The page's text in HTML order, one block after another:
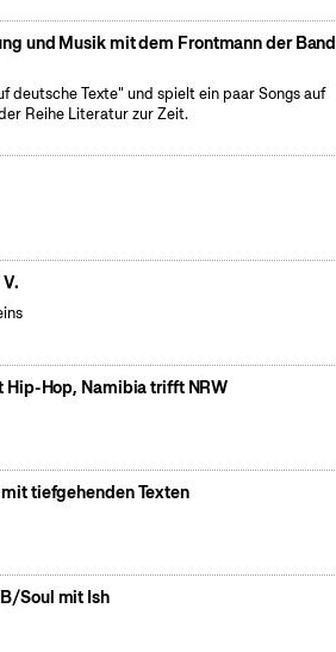
und Musik mit dem Frontmann der Band
deutsche Texte" und spielt ein paar Songs auf
Reihe Literatur zur Zeit.
Hip-Hop, Namibia trifft NRW
tiefgehenden Texten
Soul mit Ish